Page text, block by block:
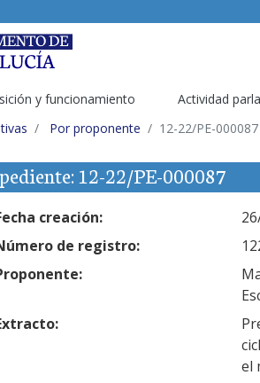
y funcionamiento Actividad
Por proponente 12-22/PE-000087
12-22/PE-000087
creación:
de registro:
el